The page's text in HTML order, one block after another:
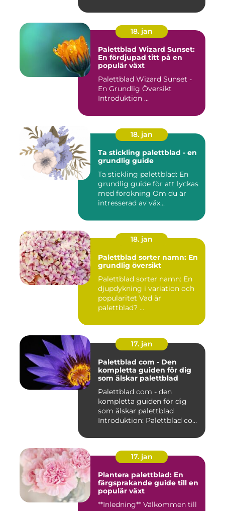
18. jan
Palettblad Wizard Sunset:
En fördjupad titt på en
populär växt
Palettblad Wizard Sunset -
En Grundlig Översikt
Introduktion ...
18. jan
Ta stickling palettblad - en
grundlig guide
Ta stickling palettblad: En
grundlig guide för att lyckas
med förökning Om du är
intresserad av väx...
18. jan
Palettblad sorter namn: En
grundlig översikt
Palettblad sorter namn: En
djupdykning i variation och
popularitet Vad är
palettblad? ...
17. jan
Palettblad com - Den
kompletta guiden för dig
som älskar palettblad
Palettblad com - den
kompletta guiden för dig
som älskar palettblad
Introduktion: Palettblad com
17. jan
Plantera palettblad: En
färgsprakande guide till en
populär växt
**Inledning** Välkommen till